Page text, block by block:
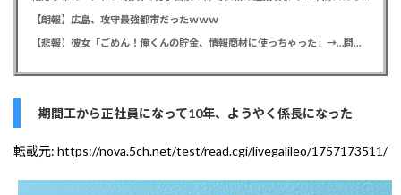
【朗報】広島、攻守最強都市だったｗｗｗ
【悲報】彼女「ごめん！俺くんの貯金、情報商材に使っちゃった」→…問い詰めたらギャン泣きされたんだが俺が悪いのか？
期間工から正社員になって10年、ようやく係長になった
転載元: https://nova.5ch.net/test/read.cgi/livegalileo/1757173511/